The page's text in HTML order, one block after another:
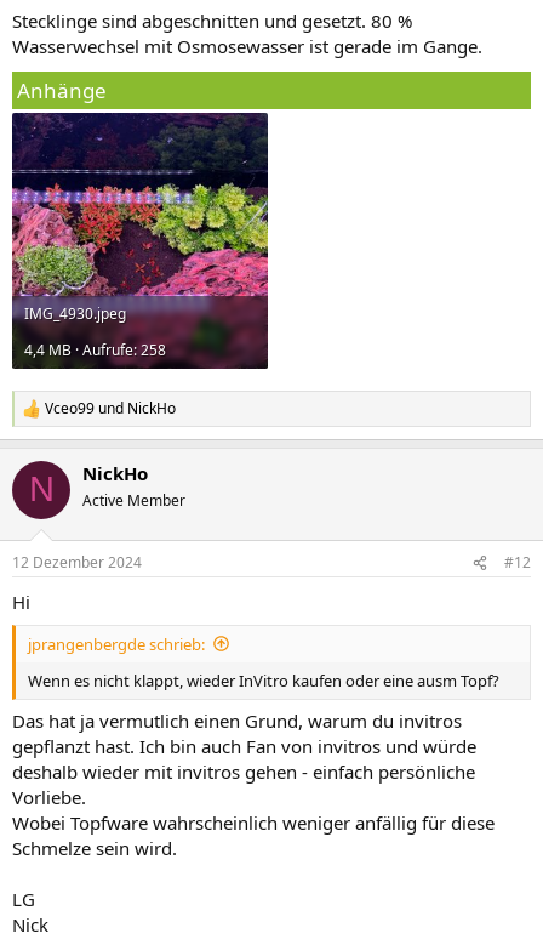
Stecklinge sind abgeschnitten und gesetzt. 80 %
Wasserwechsel mit Osmosewasser ist gerade im Gange.
Anhänge
IMG_4930.jpeg
4,4 MB · Aufrufe: 258
R
e
k
i
e
:
Vceo99 und NickHo
N NickHo
Active Member
12 Dezember 2024 #12
Hi
jprangenbergde schrieb:
Wenn es nicht klappt, wieder InVitro kaufen oder eine ausm Topf?
Das hat ja vermutlich einen Grund, warum du invitros
gepflanzt hast. Ich bin auch Fan von invitros und würde
deshalb wieder mit invitros gehen - einfach persönliche
Vorliebe.
Wobei Topfware wahrscheinlich weniger anfällig für diese
Schmelze sein wird.
LG
Nick